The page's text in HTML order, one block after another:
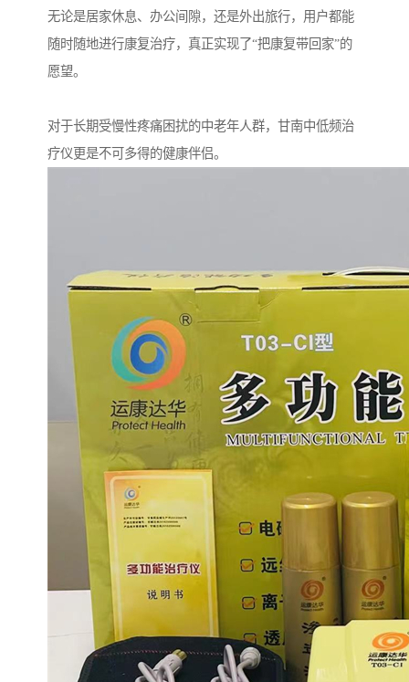
无论是居家休息、办公间隙，还是外出旅行，用户都能
随时随地进行康复治疗，真正实现了“把康复带回家”的
愿望。
对于长期受慢性疼痛困扰的中老年人群，甘南中低频治
疗仪更是不可多得的健康伴侣。